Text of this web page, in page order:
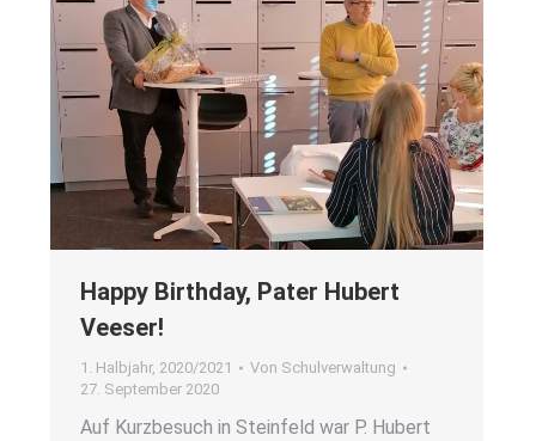
Hap­py Bir­th­day, Pater Hubert
Veeser!
1. Halbjahr, 2020/2021 Von Schulverwaltung
27. September 2020
Auf Kurz­be­such in Stein­feld war P. Hubert